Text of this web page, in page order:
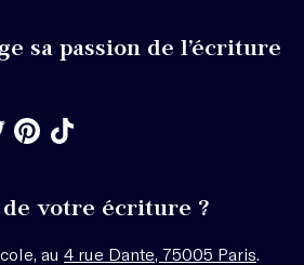
sa passion de l’écriture
votre écriture ?
au 4 rue Dante, 75005 Paris